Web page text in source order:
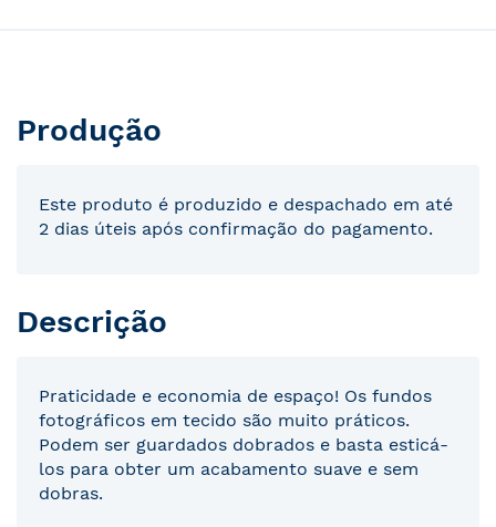
Produção
Este produto é produzido e despachado em até
2 dias úteis após confirmação do pagamento.
Descrição
Praticidade e economia de espaço! Os fundos
fotográficos em tecido são muito práticos.
Podem ser guardados dobrados e basta esticá-
los para obter um acabamento suave e sem
dobras.